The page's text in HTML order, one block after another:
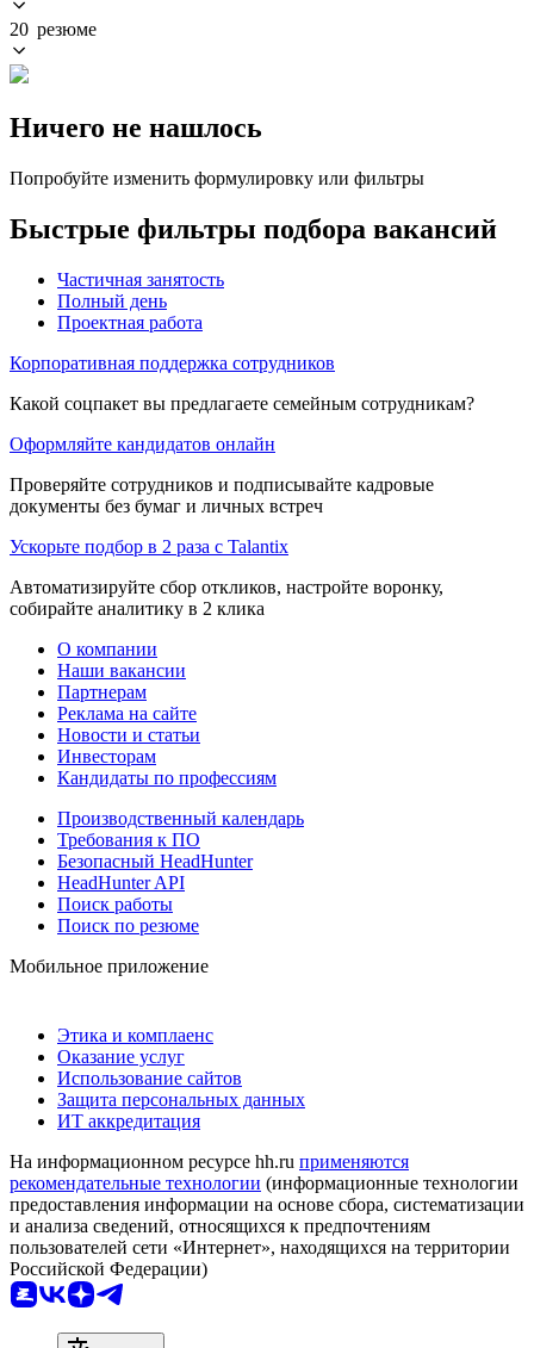
20 резюме
Ничего не нашлось
Попробуйте изменить формулировку или фильтры
Быстрые фильтры подбора вакансий
Частичная занятость
Полный день
Проектная работа
Корпоративная поддержка сотрудников
Какой соцпакет вы предлагаете семейным сотрудникам?
Оформляйте кандидатов онлайн
Проверяйте сотрудников и подписывайте кадровые
документы без бумаг и личных встреч
Ускорьте подбор в 2 раза с Talantix
Автоматизируйте сбор откликов, настройте воронку,
собирайте аналитику в 2 клика
О компании
Наши вакансии
Партнерам
Реклама на сайте
Новости и статьи
Инвесторам
Кандидаты по профессиям
Производственный календарь
Требования к ПО
Безопасный HeadHunter
HeadHunter API
Поиск работы
Поиск по резюме
Мобильное приложение
Этика и комплаенс
Оказание услуг
Использование сайтов
Защита персональных данных
ИТ аккредитация
На информационном ресурсе hh.ru применяются
рекомендательные технологии (информационные технологии
предоставления информации на основе сбора, систематизации
и анализа сведений, относящихся к предпочтениям
пользователей сети «Интернет», находящихся на территории
Российской Федерации)